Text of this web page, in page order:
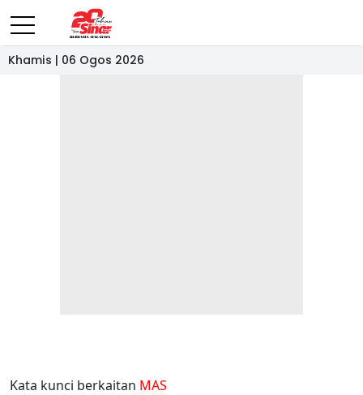
Khamis | 06 Ogos 2026
Kata kunci berkaitan MAS